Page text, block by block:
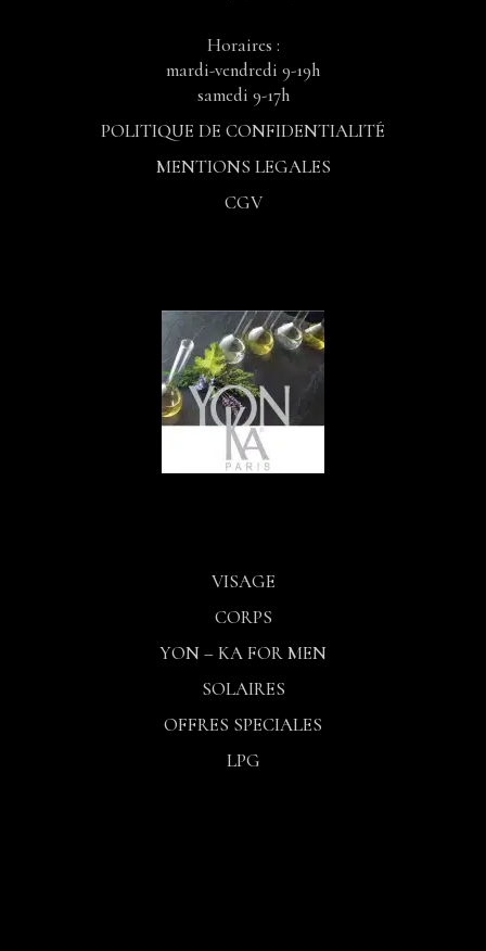
Horaires :
mardi-vendredi 9-19h
samedi 9-17h
POLITIQUE DE CONFIDENTIALITÉ
MENTIONS LEGALES
CGV
VISAGE
CORPS
YON – KA FOR MEN
SOLAIRES
OFFRES SPECIALES
LPG